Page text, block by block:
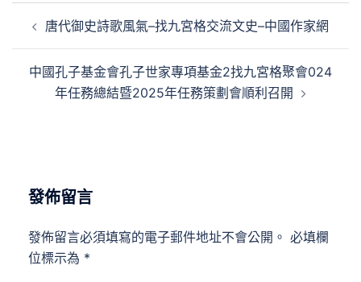
覽
唐代御史詩歌風氣–找九宮格交流文史–中國作家網
中國孔子基金會孔子世家專項基金2找九宮格聚會024
年任務總結暨2025年任務策劃會順利召開
發佈留言
發佈留言必須填寫的電子郵件地址不會公開。 必填欄
位標示為 *